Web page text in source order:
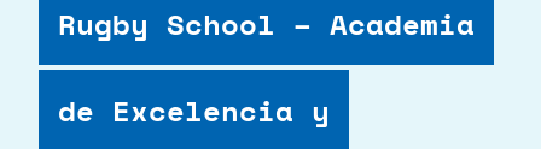
Rugby School – Academia
de Excelencia y